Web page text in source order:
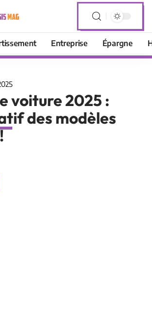
Entreprise Épargne
voiture 2025 :
des modèles